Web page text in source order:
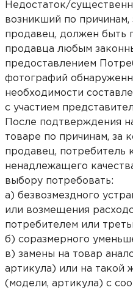
Недостаток/
возникший по причинам,
продавец, должен быть
продавца любым
предоставлением
фотографий
необходимости
с участием
После подтверждения
товаре по причинам, за
продавец, потребитель
ненадлежащего
выбору потребовать:
а) безвозмездного
или возмещения
потребителем или
б) соразмерного
в) замены на товар
артикула) или на такой
(модели, артикула) с